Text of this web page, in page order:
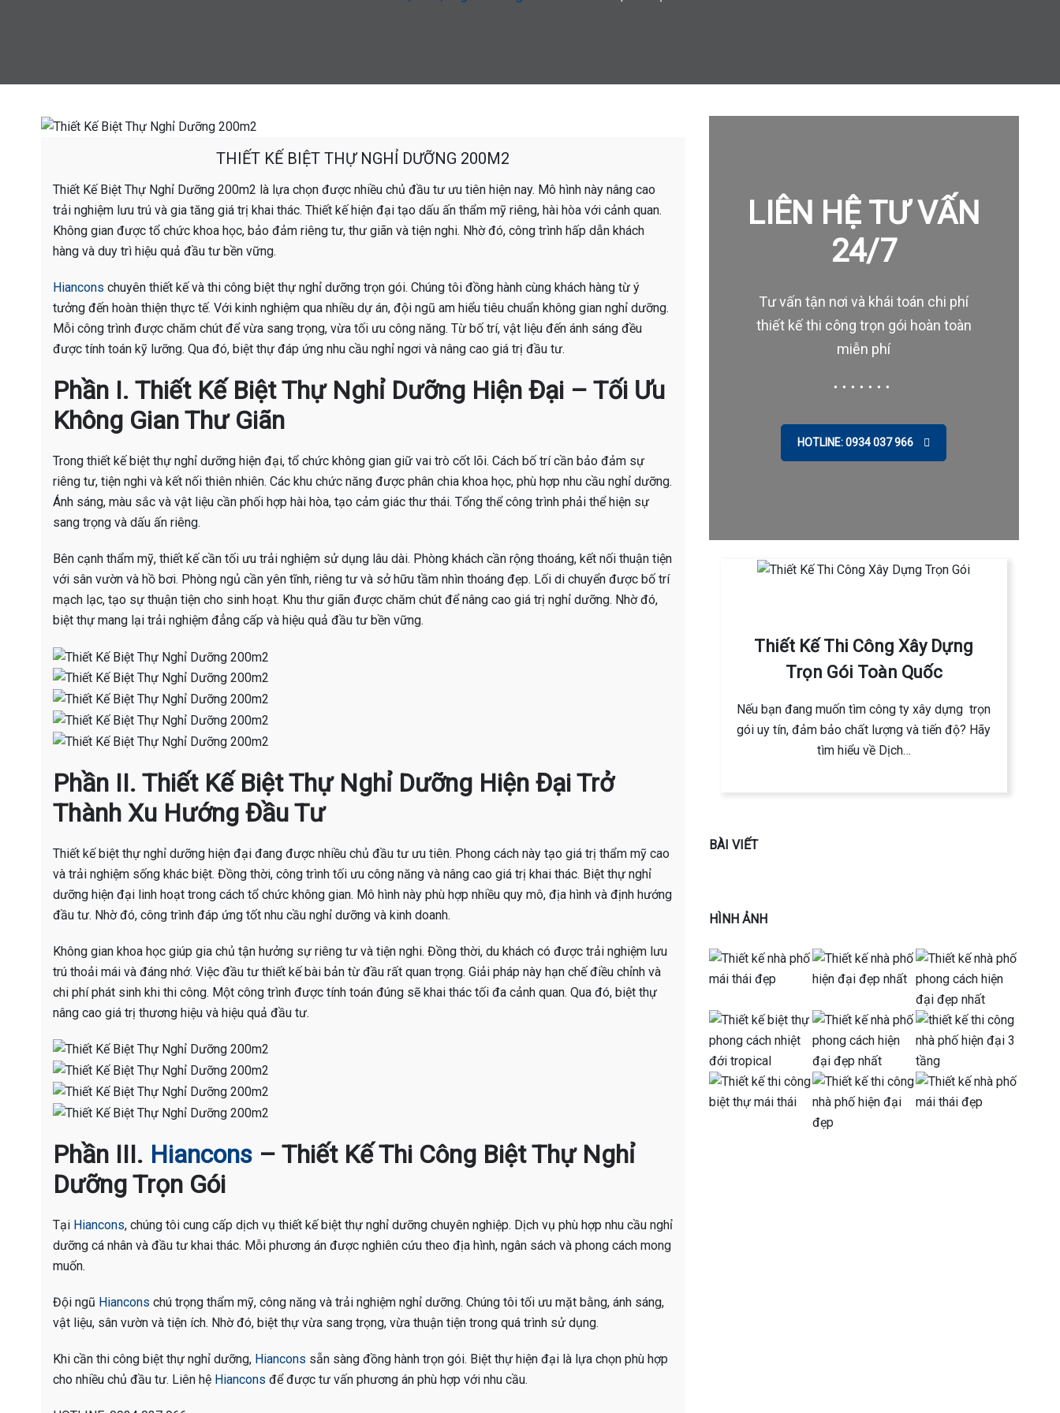
THIẾT KẾ BIỆT THỰ NGHỈ DƯỠNG 200M2
Thiết Kế Biệt Thự Nghỉ Dưỡng 200m2 là lựa chọn được nhiều chủ đầu tư ưu tiên hiện nay. Mô hình này nâng cao
trải nghiệm lưu trú và gia tăng giá trị khai thác. Thiết kế hiện đại tạo dấu ấn thẩm mỹ riêng, hài hòa với cảnh quan.
Không gian được tổ chức khoa học, bảo đảm riêng tư, thư giãn và tiện nghi. Nhờ đó, công trình hấp dẫn khách
hàng và duy trì hiệu quả đầu tư bền vững.
Hiancons chuyên thiết kế và thi công biệt thự nghỉ dưỡng trọn gói. Chúng tôi đồng hành cùng khách hàng từ ý
tưởng đến hoàn thiện thực tế. Với kinh nghiệm qua nhiều dự án, đội ngũ am hiểu tiêu chuẩn không gian nghỉ dưỡng.
Mỗi công trình được chăm chút để vừa sang trọng, vừa tối ưu công năng. Từ bố trí, vật liệu đến ánh sáng đều
được tính toán kỹ lưỡng. Qua đó, biệt thự đáp ứng nhu cầu nghỉ ngơi và nâng cao giá trị đầu tư.
Phần I. Thiết Kế Biệt Thự Nghỉ Dưỡng Hiện Đại – Tối Ưu
Không Gian Thư Giãn
Trong thiết kế biệt thự nghỉ dưỡng hiện đại, tổ chức không gian giữ vai trò cốt lõi. Cách bố trí cần bảo đảm sự
riêng tư, tiện nghi và kết nối thiên nhiên. Các khu chức năng được phân chia khoa học, phù hợp nhu cầu nghỉ dưỡng.
Ánh sáng, màu sắc và vật liệu cần phối hợp hài hòa, tạo cảm giác thư thái. Tổng thể công trình phải thể hiện sự
sang trọng và dấu ấn riêng.
Bên cạnh thẩm mỹ, thiết kế cần tối ưu trải nghiệm sử dụng lâu dài. Phòng khách cần rộng thoáng, kết nối thuận tiện
với sân vườn và hồ bơi. Phòng ngủ cần yên tĩnh, riêng tư và sở hữu tầm nhìn thoáng đẹp. Lối di chuyển được bố trí
mạch lạc, tạo sự thuận tiện cho sinh hoạt. Khu thư giãn được chăm chút để nâng cao giá trị nghỉ dưỡng. Nhờ đó,
biệt thự mang lại trải nghiệm đẳng cấp và hiệu quả đầu tư bền vững.
Phần II. Thiết Kế Biệt Thự Nghỉ Dưỡng Hiện Đại Trở
Thành Xu Hướng Đầu Tư
Thiết kế biệt thự nghỉ dưỡng hiện đại đang được nhiều chủ đầu tư ưu tiên. Phong cách này tạo giá trị thẩm mỹ cao
và trải nghiệm sống khác biệt. Đồng thời, công trình tối ưu công năng và nâng cao giá trị khai thác. Biệt thự nghỉ
dưỡng hiện đại linh hoạt trong cách tổ chức không gian. Mô hình này phù hợp nhiều quy mô, địa hình và định hướng
đầu tư. Nhờ đó, công trình đáp ứng tốt nhu cầu nghỉ dưỡng và kinh doanh.
Không gian khoa học giúp gia chủ tận hưởng sự riêng tư và tiện nghi. Đồng thời, du khách có được trải nghiệm lưu
trú thoải mái và đáng nhớ. Việc đầu tư thiết kế bài bản từ đầu rất quan trọng. Giải pháp này hạn chế điều chỉnh và
chi phí phát sinh khi thi công. Một công trình được tính toán đúng sẽ khai thác tối đa cảnh quan. Qua đó, biệt thự
nâng cao giá trị thương hiệu và hiệu quả đầu tư.
Phần III. Hiancons – Thiết Kế Thi Công Biệt Thự Nghỉ
Dưỡng Trọn Gói
Tại Hiancons, chúng tôi cung cấp dịch vụ thiết kế biệt thự nghỉ dưỡng chuyên nghiệp. Dịch vụ phù hợp nhu cầu nghỉ
dưỡng cá nhân và đầu tư khai thác. Mỗi phương án được nghiên cứu theo địa hình, ngân sách và phong cách mong
muốn.
Đội ngũ Hiancons chú trọng thẩm mỹ, công năng và trải nghiệm nghỉ dưỡng. Chúng tôi tối ưu mặt bằng, ánh sáng,
vật liệu, sân vườn và tiện ích. Nhờ đó, biệt thự vừa sang trọng, vừa thuận tiện trong quá trình sử dụng.
Khi cần thi công biệt thự nghỉ dưỡng, Hiancons sẵn sàng đồng hành trọn gói. Biệt thự hiện đại là lựa chọn phù hợp
cho nhiều chủ đầu tư. Liên hệ Hiancons để được tư vấn phương án phù hợp với nhu cầu.
LIÊN HỆ TƯ VẤN
24/7
Tư vấn tận nơi và khái toán chi phí
thiết kế thi công trọn gói hoàn toàn
miễn phí
HOTLINE: 0934 037 966
Thiết Kế Thi Công Xây Dựng
Trọn Gói Toàn Quốc
Nếu bạn đang muốn tìm công ty xây dựng trọn
gói uy tín, đảm bảo chất lượng và tiến độ? Hãy
tìm hiểu về Dịch…
BÀI VIẾT
HÌNH ẢNH